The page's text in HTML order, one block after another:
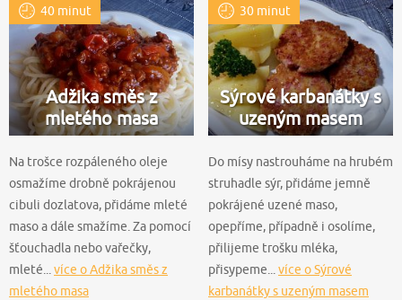
40 minut
Adžika směs z
mletého masa
Na trošce rozpáleného oleje
osmažíme drobně pokrájenou
cibuli dozlatova, přidáme mleté
maso a dále smažíme. Za pomocí
šťouchadla nebo vařečky,
mleté... více o Adžika směs z
mletého masa
30 minut
Sýrové karbanátky s
uzeným masem
Do mísy nastrouháme na hrubém
struhadle sýr, přidáme jemně
pokrájené uzené maso,
opepříme, případně i osolíme,
přilijeme trošku mléka,
přisypeme... více o Sýrové
karbanátky s uzeným masem